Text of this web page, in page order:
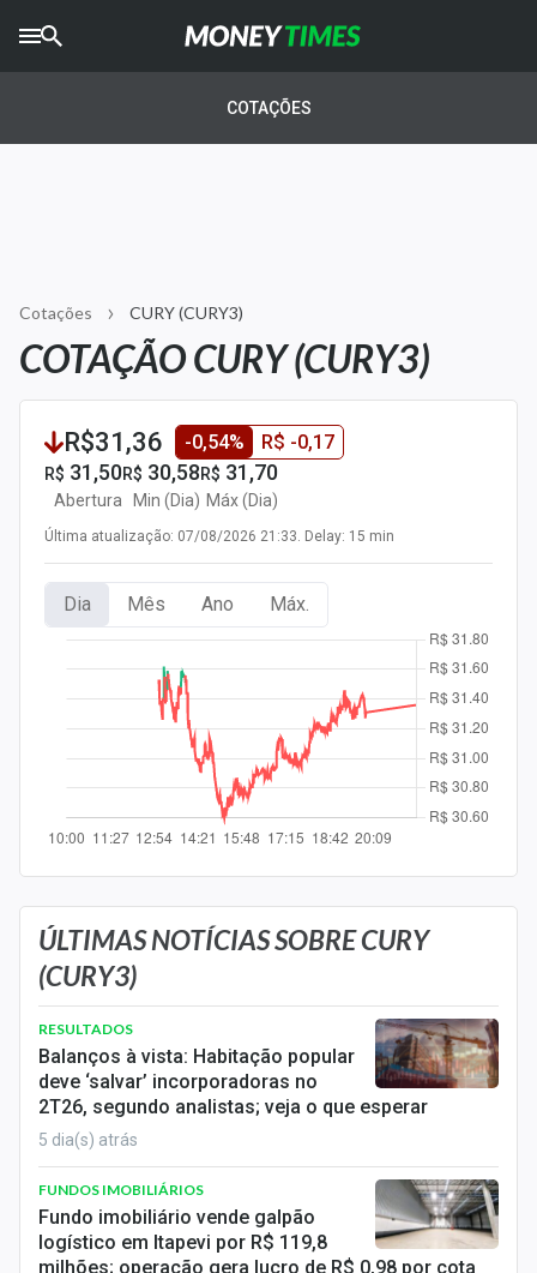
AGROTIMES
Newsletters
Money Trader
Anuncie
Últimas Notícias
Cotações
Carteiras Recomendadas
Central de Dividendos
Central de Fundos Imobiliários
Central dos IPOs
Renda Fixa
Finanças Pessoais
Mercados
Economia
Empresas
Brasil
Política
COTAÇÕES
Cotações CURY (CURY3)
COTAÇÃO CURY (CURY3)
R$31,36 -0,54% R$ -0,17
R$ 31,50
Abertura
R$ 30,58
Min (Dia)
R$ 31,70
Máx (Dia)
Última atualização: 07/08/2026 21:33. Delay: 15 min
Dia Mês Ano Máx.
ÚLTIMAS NOTÍCIAS SOBRE CURY
(CURY3)
RESULTADOS
Balanços à vista: Habitação popular
deve ‘salvar’ incorporadoras no
2T26, segundo analistas; veja o que esperar
5 dia(s) atrás
FUNDOS IMOBILIÁRIOS
Fundo imobiliário vende galpão
logístico em Itapevi por R$ 119,8
milhões; operação gera lucro de R$ 0,98 por cota